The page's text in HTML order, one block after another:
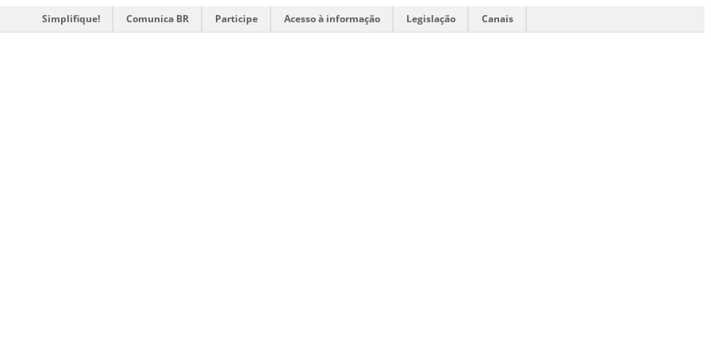
Simplifique! Comunica BR Participe Acesso à informação Legislação Canais